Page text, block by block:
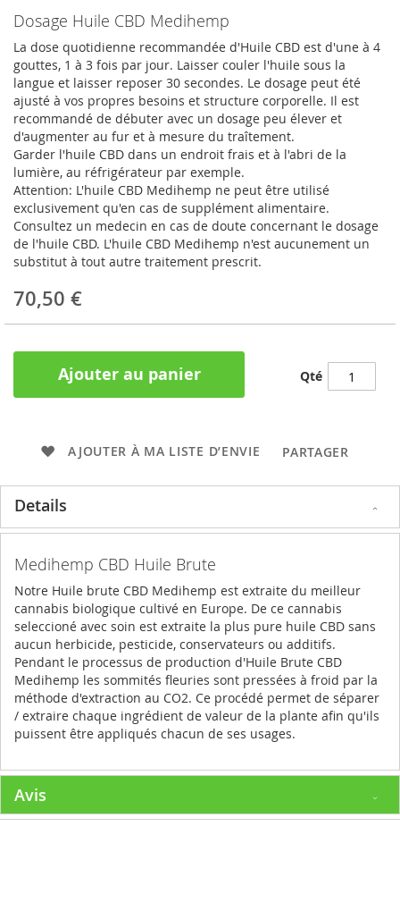
Dosage Huile CBD Medihemp
La dose quotidienne recommandée d'Huile CBD est d'une à 4
gouttes, 1 à 3 fois par jour. Laisser couler l'huile sous la
langue et laisser reposer 30 secondes. Le dosage peut été
ajusté à vos propres besoins et structure corporelle. Il est
recommandé de débuter avec un dosage peu élever et
d'augmenter au fur et à mesure du traîtement.
Garder l'huile CBD dans un endroit frais et à l'abri de la
lumière, au réfrigérateur par exemple.
Attention: L'huile CBD Medihemp ne peut être utilisé
exclusivement qu'en cas de supplément alimentaire.
Consultez un medecin en cas de doute concernant le dosage
de l'huile CBD. L'huile CBD Medihemp n'est aucunement un
substitut à tout autre traitement prescrit.
70,50 €
Qté
Ajouter au panier
AJOUTER À MA LISTE D’ENVIE PARTAGER
Details
Medihemp CBD Huile Brute
Notre Huile brute CBD Medihemp est extraite du meilleur
cannabis biologique cultivé en Europe. De ce cannabis
seleccioné avec soin est extraite la plus pure huile CBD sans
aucun herbicide, pesticide, conservateurs ou additifs.
Pendant le processus de production d'Huile Brute CBD
Medihemp les sommités fleuries sont pressées à froid par la
méthode d'extraction au CO2. Ce procédé permet de séparer
/ extraire chaque ingrédient de valeur de la plante afin qu'ils
puissent être appliqués chacun de ses usages.
Avis